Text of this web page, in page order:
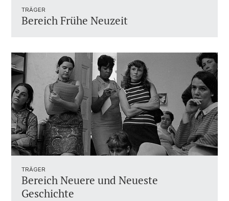
TRÄGER
Bereich Frühe Neuzeit
TRÄGER
Bereich Neuere und Neueste
Geschichte